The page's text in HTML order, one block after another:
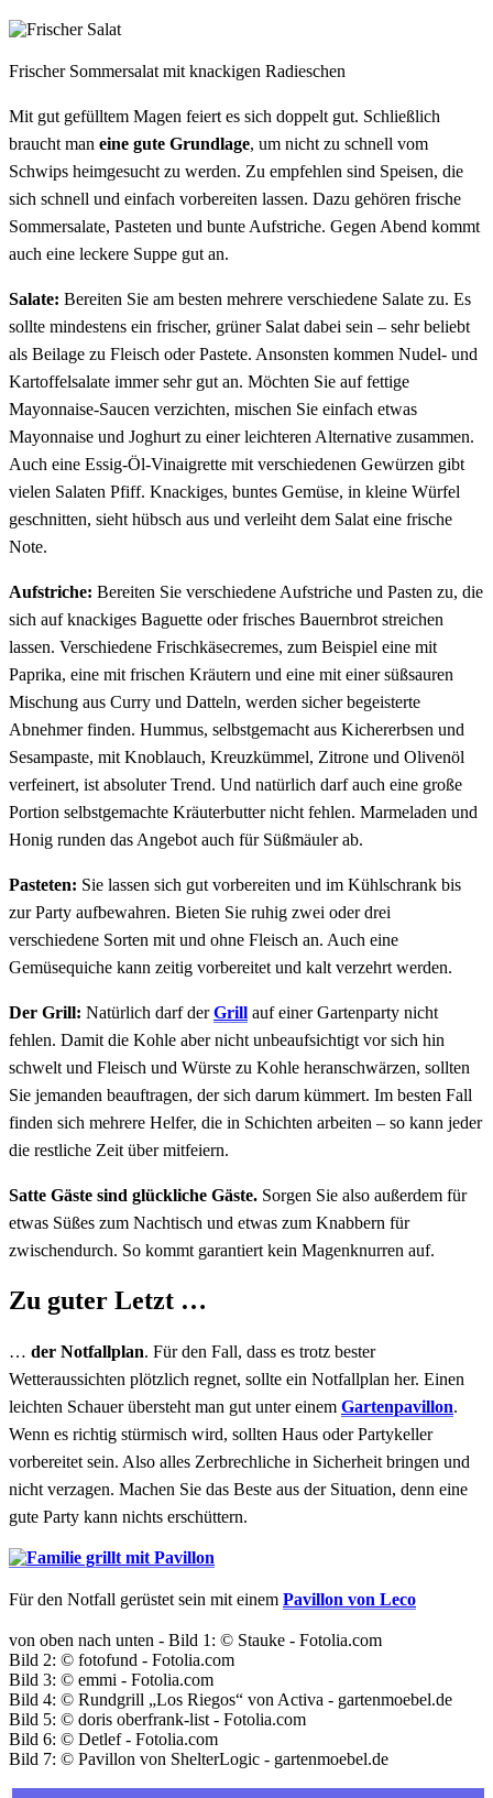
Frischer Sommersalat mit knackigen Radieschen
Mit gut gefülltem Magen feiert es sich doppelt gut. Schließlich
braucht man eine gute Grundlage, um nicht zu schnell vom
Schwips heimgesucht zu werden. Zu empfehlen sind Speisen, die
sich schnell und einfach vorbereiten lassen. Dazu gehören frische
Sommersalate, Pasteten und bunte Aufstriche. Gegen Abend kommt
auch eine leckere Suppe gut an.
Salate: Bereiten Sie am besten mehrere verschiedene Salate zu. Es
sollte mindestens ein frischer, grüner Salat dabei sein – sehr beliebt
als Beilage zu Fleisch oder Pastete. Ansonsten kommen Nudel- und
Kartoffelsalate immer sehr gut an. Möchten Sie auf fettige
Mayonnaise-Saucen verzichten, mischen Sie einfach etwas
Mayonnaise und Joghurt zu einer leichteren Alternative zusammen.
Auch eine Essig-Öl-Vinaigrette mit verschiedenen Gewürzen gibt
vielen Salaten Pfiff. Knackiges, buntes Gemüse, in kleine Würfel
geschnitten, sieht hübsch aus und verleiht dem Salat eine frische
Note.
Aufstriche: Bereiten Sie verschiedene Aufstriche und Pasten zu, die
sich auf knackiges Baguette oder frisches Bauernbrot streichen
lassen. Verschiedene Frischkäsecremes, zum Beispiel eine mit
Paprika, eine mit frischen Kräutern und eine mit einer süßsauren
Mischung aus Curry und Datteln, werden sicher begeisterte
Abnehmer finden. Hummus, selbstgemacht aus Kichererbsen und
Sesampaste, mit Knoblauch, Kreuzkümmel, Zitrone und Olivenöl
verfeinert, ist absoluter Trend. Und natürlich darf auch eine große
Portion selbstgemachte Kräuterbutter nicht fehlen. Marmeladen und
Honig runden das Angebot auch für Süßmäuler ab.
Pasteten: Sie lassen sich gut vorbereiten und im Kühlschrank bis
zur Party aufbewahren. Bieten Sie ruhig zwei oder drei
verschiedene Sorten mit und ohne Fleisch an. Auch eine
Gemüsequiche kann zeitig vorbereitet und kalt verzehrt werden.
Der Grill: Natürlich darf derGrill auf einer Gartenparty nicht
fehlen. Damit die Kohle aber nicht unbeaufsichtigt vor sich hin
schwelt und Fleisch und Würste zu Kohle heranschwärzen, sollten
Sie jemanden beauftragen, der sich darum kümmert. Im besten Fall
finden sich mehrere Helfer, die in Schichten arbeiten – so kann jeder
die restliche Zeit über mitfeiern.
Satte Gäste sind glückliche Gäste. Sorgen Sie also außerdem für
etwas Süßes zum Nachtisch und etwas zum Knabbern für
zwischendurch. So kommt garantiert kein Magenknurren auf.
Zu guter Letzt …
… der Notfallplan. Für den Fall, dass es trotz bester
Wetteraussichten plötzlich regnet, sollte ein Notfallplan her. Einen
leichten Schauer übersteht man gut unter einem Gartenpavillon.
Wenn es richtig stürmisch wird, sollten Haus oder Partykeller
vorbereitet sein. Also alles Zerbrechliche in Sicherheit bringen und
nicht verzagen. Machen Sie das Beste aus der Situation, denn eine
gute Party kann nichts erschüttern.
Für den Notfall gerüstet sein mit einem Pavillon von Leco
von oben nach unten - Bild 1: © Stauke - Fotolia.com
Bild 2: © fotofund - Fotolia.com
Bild 3: © emmi - Fotolia.com
Bild 4: © Rundgrill „Los Riegos“ von Activa - gartenmoebel.de
Bild 5: © doris oberfrank-list - Fotolia.com
Bild 6: © Detlef - Fotolia.com
Bild 7: © Pavillon von ShelterLogic - gartenmoebel.de